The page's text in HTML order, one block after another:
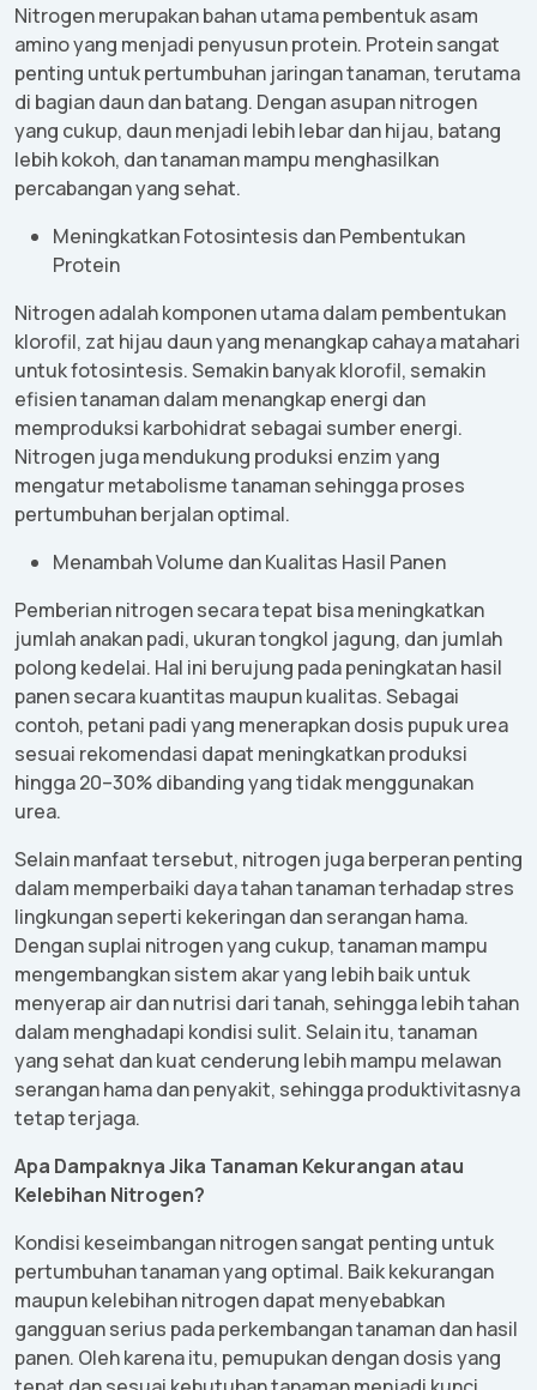
Nitrogenmerupakanbahanutamapembentukasam
amino yang menjadi penyusunprotein. Protein sangat
penting untukpertumbuhan jaringantanaman,terutama
di bagiandaundanbatang. Denganasupannitrogen
yang cukup, daunmenjadi lebihlebardanhijau, batang
lebihkokoh, dantanamanmampu menghasilkan
percabanganyang sehat.
MeningkatkanFotosintesis danPembentukan
Protein
Nitrogenadalahkomponenutamadalam pembentukan
klorofil, zat hijau daunyang menangkapcahayamatahari
untukfotosintesis.Semakinbanyakklorofil, semakin
efisientanamandalam menangkapenergi dan
memproduksi karbohidrat sebagai sumberenergi.
Nitrogen jugamendukung produksi enzimyang
mengaturmetabolismetanamansehinggaproses
pertumbuhanberjalanoptimal.
MenambahVolume danKualitas Hasil Panen
Pemberiannitrogensecaratepat bisameningkatkan
jumlahanakanpadi, ukurantongkol jagung, dan jumlah
polong kedelai. Hal ini berujung padapeningkatanhasil
panensecarakuantitas maupunkualitas.Sebagai
contoh, petani padiyang menerapkandosis pupukurea
sesuai rekomendasi dapat meningkatkanproduksi
hingga20–30%dibandingyangtidakmenggunakan
urea.
Selainmanfaattersebut, nitrogen jugaberperanpenting
dalam memperbaiki dayatahantanamanterhadapstres
lingkunganseperti kekeringandanseranganhama.
Dengansuplai nitrogen yang cukup,tanamanmampu
mengembangkansistem akaryang lebihbaikuntuk
menyerapair dannutrisi daritanah, sehinggalebihtahan
dalam menghadapi kondisi sulit.Selainitu,tanaman
yang sehat dankuat cenderung lebihmampu melawan
seranganhamadanpenyakit, sehinggaproduktivitasnya
tetapterjaga.
Apa DampaknyaJika Tanaman Kekurangan atau
Kelebihan Nitrogen?
Kondisi keseimbangannitrogen sangat penting untuk
pertumbuhantanamanyang optimal. Baikkekurangan
maupunkelebihannitrogendapat menyebabkan
gangguanserius padaperkembangantanamandanhasil
panen. Olehkarenaitu, pemupukandengandosisyang